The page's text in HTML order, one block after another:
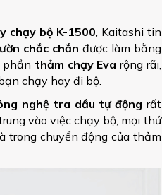
chạy bộ K-1500, Kaitashi tin
chắc chắn được làm bằng
phần thảm chạy Eva rộng rãi,
chạy hay đi bộ.
nghệ tra dầu tự động rất
vào việc chạy bộ, mọi thứ
trong chuyển động của thảm